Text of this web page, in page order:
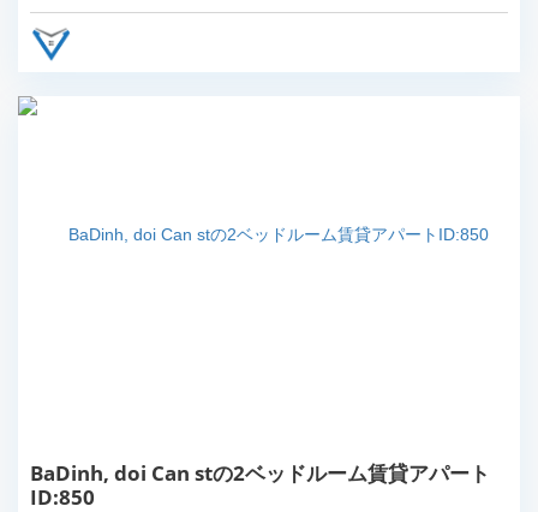
BaDinh, doi Can stの2ベッドルーム賃貸アパート
ID:850